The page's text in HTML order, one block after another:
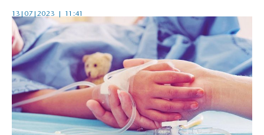
13|07|2023 | 11:41